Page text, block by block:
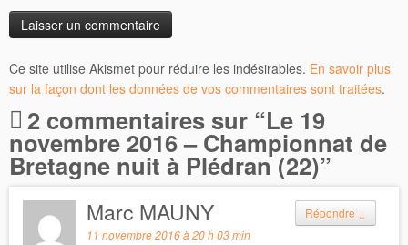
Ce site utilise Akismet pour réduire les indésirables. En savoir plus
sur la façon dont les données de vos commentaires sont traitées.
2 commentaires sur “Le 19
novembre 2016 – Championnat de
Bretagne nuit à Plédran (22)”
Répondre ↓
Marc MAUNY
11 novembre 2016 à 20 h 03 min